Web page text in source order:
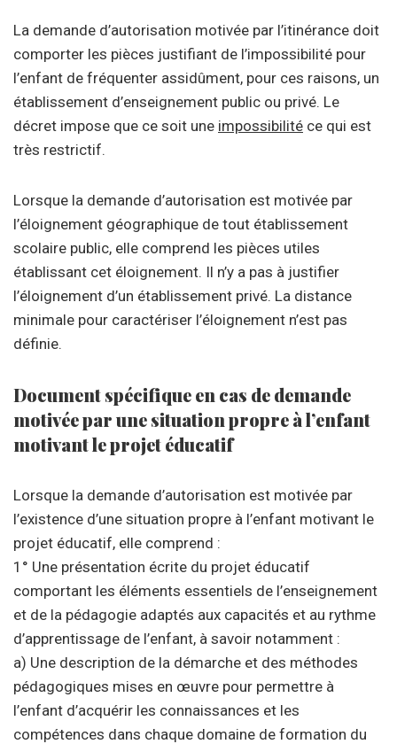
La demande d’autorisation motivée par l’itinérance doit
comporter les pièces justifiant de l’impossibilité pour
l’enfant de fréquenter assidûment, pour ces raisons, un
établissement d’enseignement public ou privé. Le
décret impose que ce soit une impossibilité ce qui est
très restrictif.
Lorsque la demande d’autorisation est motivée par
l’éloignement géographique de tout établissement
scolaire public, elle comprend les pièces utiles
établissant cet éloignement. Il n’y a pas à justifier
l’éloignement d’un établissement privé. La distance
minimale pour caractériser l’éloignement n’est pas
définie.
Document spécifique en cas de demande
motivée par une situation propre à l’enfant
motivant le projet éducatif
Lorsque la demande d’autorisation est motivée par
l’existence d’une situation propre à l’enfant motivant le
projet éducatif, elle comprend :
1° Une présentation écrite du projet éducatif
comportant les éléments essentiels de l’enseignement
et de la pédagogie adaptés aux capacités et au rythme
d’apprentissage de l’enfant, à savoir notamment :
a) Une description de la démarche et des méthodes
pédagogiques mises en œuvre pour permettre à
l’enfant d’acquérir les connaissances et les
compétences dans chaque domaine de formation du